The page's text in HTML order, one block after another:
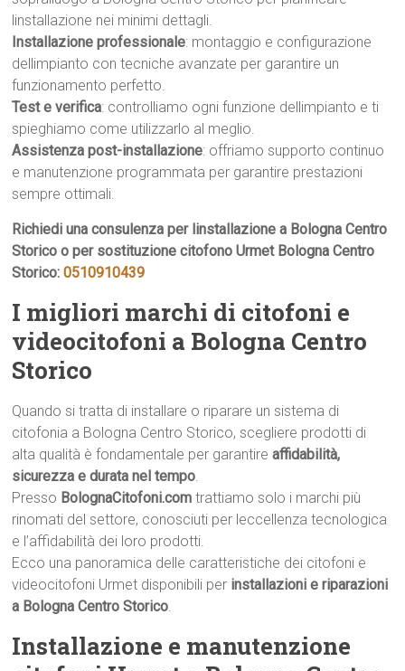
linstallazione nei minimi dettagli.
Installazione professionale: montaggio e configurazione
dellimpianto con tecniche avanzate per garantire un
funzionamento perfetto.
Test e verifica: controlliamo ogni funzione dellimpianto e ti
spieghiamo come utilizzarlo al meglio.
Assistenza post-installazione: offriamo supporto continuo
e manutenzione programmata per garantire prestazioni
sempre ottimali.
Richiedi una consulenza per linstallazione a Bologna Centro
Storico o per sostituzione citofono Urmet Bologna Centro
Storico: 0510910439
I migliori marchi di citofoni e
videocitofoni a Bologna Centro
Storico
Quando si tratta di installare o riparare un sistema di
citofonia a Bologna Centro Storico, scegliere prodotti di
alta qualità è fondamentale per garantireaffidabilità,
sicurezza e durata nel tempo.
Presso BolognaCitofoni.com trattiamo solo i marchi più
rinomati del settore, conosciuti per leccellenza tecnologica
e l’affidabilità dei loro prodotti.
Ecco una panoramica delle caratteristiche dei citofoni e
videocitofoni Urmet disponibili per installazioni e riparazioni
a Bologna Centro Storico.
Installazione e manutenzione